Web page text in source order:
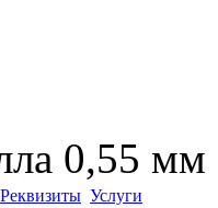
0,55 мм
Реквизиты Услуги